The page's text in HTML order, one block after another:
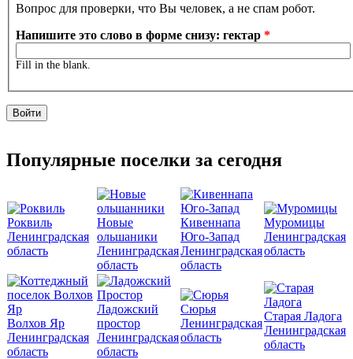
Вопрос для проверки, что Вы человек, а не спам робот.
Напишите это слово в форме снизу: гектар *
Fill in the blank.
Популярные поселки за сегодня
Роквиль
Ленинградская
область
Новые
ольшаники
Ленинградская
область
Кивеннапа
Юго-Запад
Ленинградская
область
Муромицы
Ленинградская
область
Волхов Яр
Ленинградская
область
Ладожский
простор
Ленинградская
область
Сюрья
Ленинградская
область
Старая Ладога
Ленинградская
область